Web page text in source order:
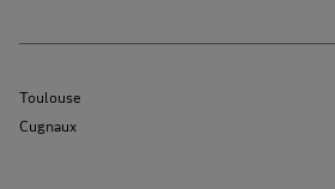
Toulouse
Cugnaux